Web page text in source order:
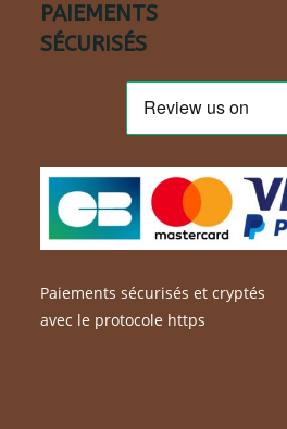
PAIEMENTS
SÉCURISÉS
Paiements sécurisés et cryptés
avec le protocole https